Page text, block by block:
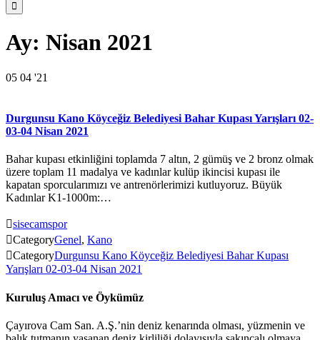

Ay: Nisan 2021
05 04 '21
Durgunsu Kano Köyceğiz Belediyesi Bahar Kupası Yarışları 02-
03-04 Nisan 2021
Bahar kupası etkinliğini toplamda 7 altın, 2 gümüş ve 2 bronz olmak
üzere toplam 11 madalya ve kadınlar kulüp ikincisi kupası ile
kapatan sporcularımızı ve antrenörlerimizi kutluyoruz. Büyük
Kadınlar K1-1000m:…
sisecamspor
CategoryGenel, Kano
CategoryDurgunsu Kano Köyceğiz Belediyesi Bahar Kupası
Yarışları 02-03-04 Nisan 2021
Kuruluş Amacı ve Öykümüz
Çayırova Cam San. A.Ş.’nin deniz kenarında olması, yüzmenin ve